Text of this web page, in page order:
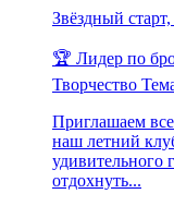
Звёздный
🏆 Лидер по
Творчество
Приглашаем
наш летний
удивительного
отдохнуть...